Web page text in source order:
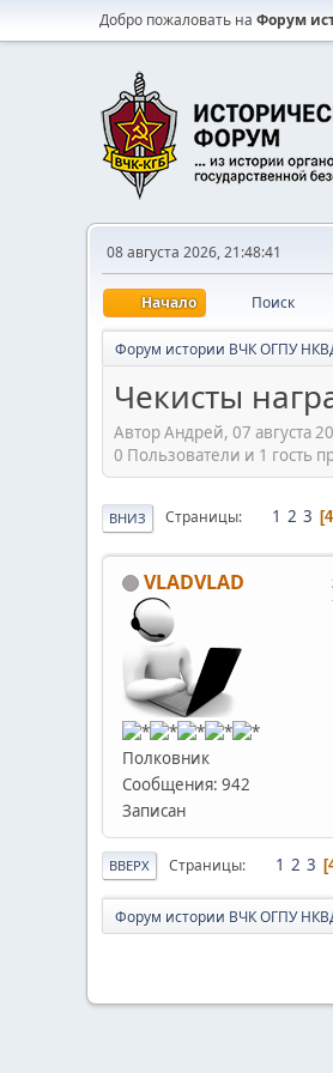
Добро пожаловать на Форум
08 августа 2026, 21:48:41
Начало Поиск
Форум истории ВЧК ОГПУ
Чекисты
Автор Андрей, 07 августа
0 Пользователи и 1 гость
ВНИЗ Страницы 1 2 3 4
VLADVLAD
Полковник
Сообщения: 942
Записан
ВВЕРХ Страницы 1 2 3
Форум истории ВЧК ОГПУ